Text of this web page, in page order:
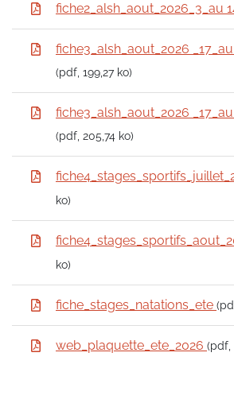
fiche2_alsh_aout_2026_3_au
fiche3_alsh_aout_2026
(pdf, 199,27 ko)
fiche3_alsh_aout_2026
(pdf, 205,74 ko)
ko)
ko)
fiche_stages_natations_ete
web_plaquette_ete_2026 (pdf,